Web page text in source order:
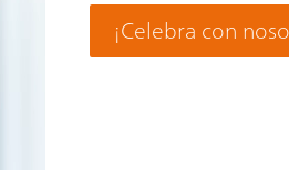
¡Celebra con